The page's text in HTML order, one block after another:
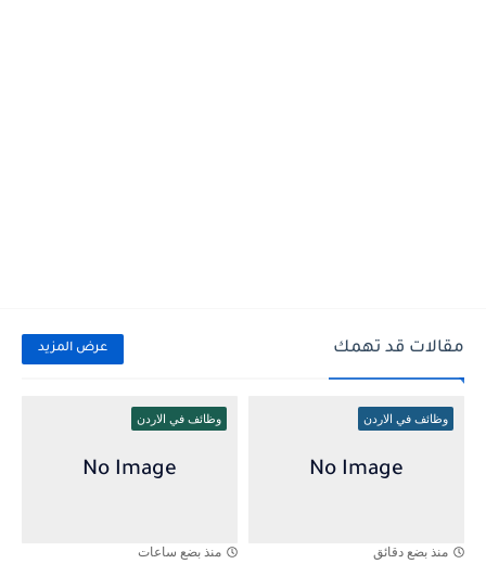
مقالات قد تهمك عرض المزيد
وظائف في الاردن
منذ بضع دقائق
وظائف في الاردن
منذ بضع ساعات